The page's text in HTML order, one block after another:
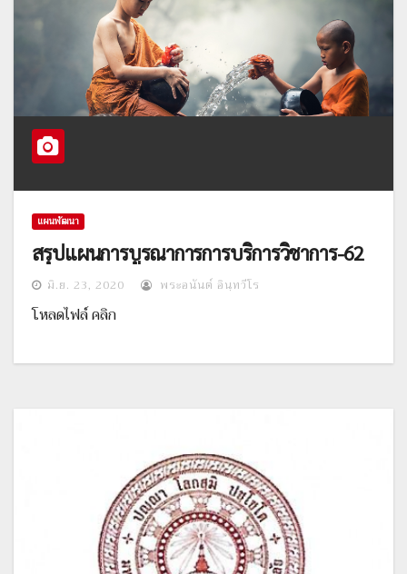
แผนพัฒนา
สรุปแผนการบูรณาการการบริการวิชาการ-62
มิ.ย. 23, 2020 พระอนันต์ อินฺทวีโร
โหลดไฟล์ คลิก